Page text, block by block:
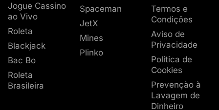
Jogue Cassino
ao Vivo
Roleta
Blackjack
Bac Bo
Roleta
Brasileira
Spaceman
JetX
Mines
Plinko
Termos e
Condições
Aviso de
Privacidade
Política de
Cookies
Prevenção à
Lavagem de
Dinheiro